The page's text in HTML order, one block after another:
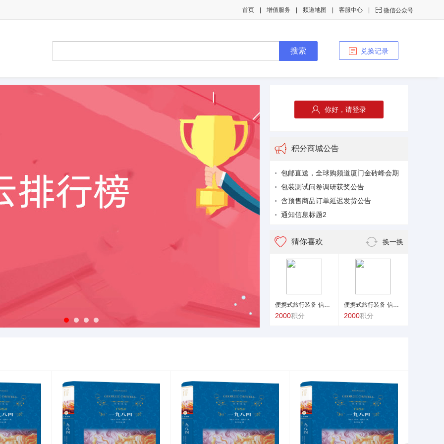
 微信公众号
客服中心
频道地图
增值服务
首页
兑换记录
你好，请登录
积分商城公告
包邮直送，全球购频道厦门金砖峰会期
包装测试问卷调研获奖公告
含预售商品订单延迟发货公告
通知信息标题2
换一换
猜你喜欢
便携式旅行装备 信封睡袋
2000积分
便携式旅行装备 信封睡袋
2000积分